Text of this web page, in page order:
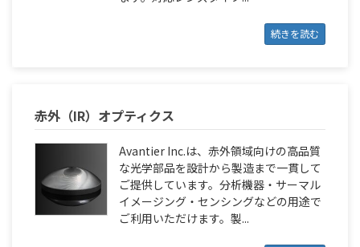
続きを読む
赤外（IR）オプティクス
Avantier Inc.は、赤外領域向けの高品質
な光学部品を設計から製造まで一貫して
ご提供しています。分析機器・サーマル
イメージング・センシングなどの用途で
ご利用いただけます。製...